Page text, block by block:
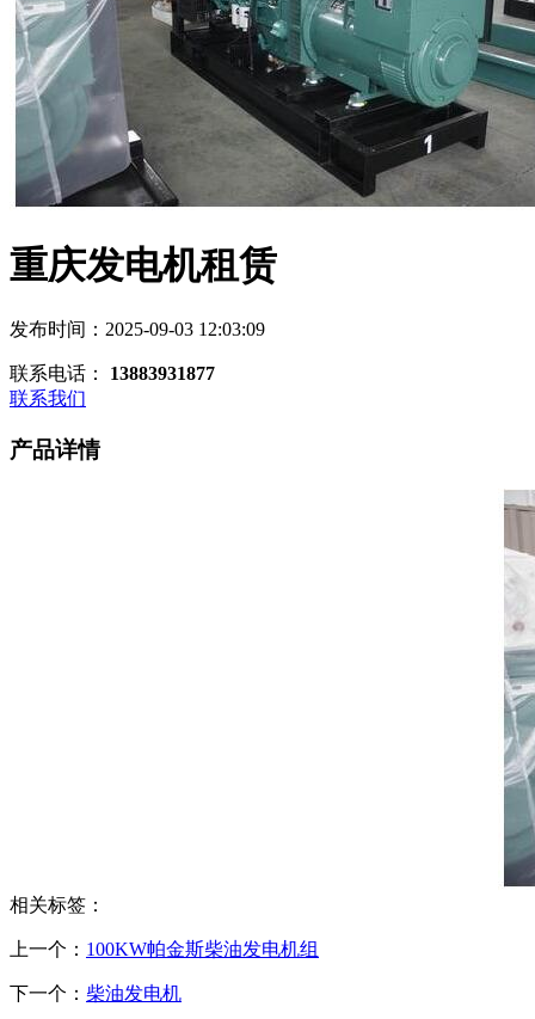
重庆发电机租赁
发布时间：2025-09-03 12:03:09
联系电话：
13883931877
联系我们
产品详情
相关标签：
上一个： 100KW帕金斯柴油发电机组
下一个： 柴油发电机